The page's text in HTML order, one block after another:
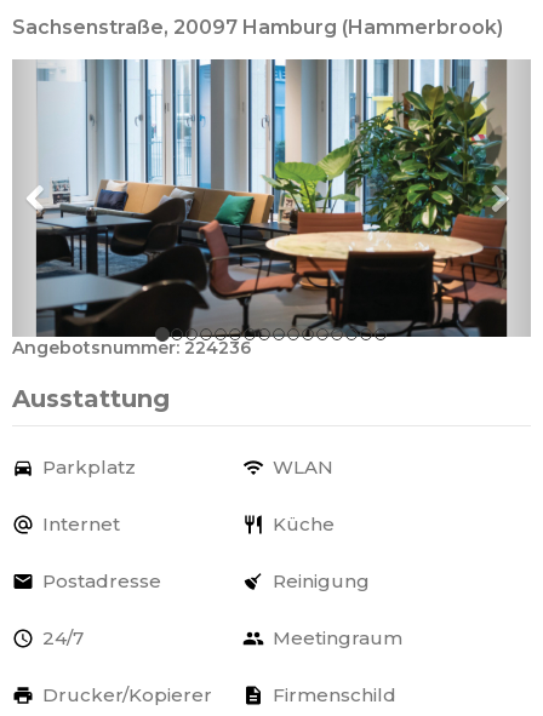
Sachsenstraße, 20097 Hamburg (Hammerbrook)
Angebotsnummer: 224236
Ausstattung
Parkplatz WLAN
Internet Küche
Postadresse Reinigung
24/7 Meetingraum
Drucker/Kopierer Firmenschild